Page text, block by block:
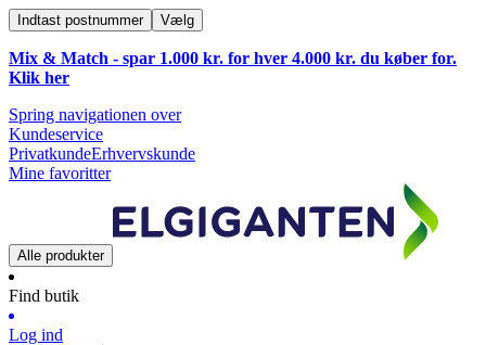
Indtast postnummer Vælg
Mix & Match - spar 1.000 kr. for hver 4.000 kr. du køber for.
Klik her
Spring navigationen over
Kundeservice
PrivatkundeErhvervskunde
Mine favoritter
Alle produkter
Find butik
Log ind